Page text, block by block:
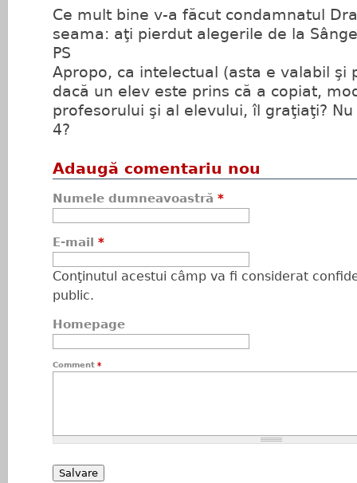
Ce mult bine v-a făcut condamnatul
seama: aţi pierdut alegerile de la
PS
Apropo, ca intelectual (asta e valabil şi
dacă un elev este prins că a copiat,
profesorului şi al elevului, îl graţiaţi?
4?
Adaugă comentariu nou
Numele dumneavoastră *
E-mail *
Conţinutul acestui câmp va fi considerat
public.
Homepage
Comment *